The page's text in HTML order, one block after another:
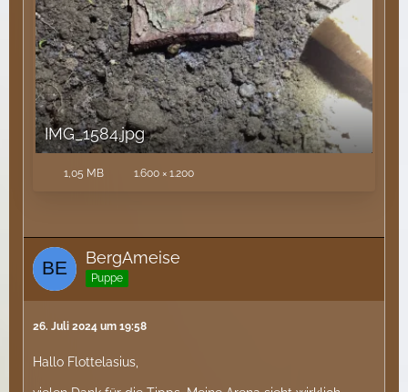
IMG_1584.jpg
1,05 MB 1.600 × 1.200
BergAmeise
Puppe
26. Juli 2024 um 19:58
Hallo Flottelasius,